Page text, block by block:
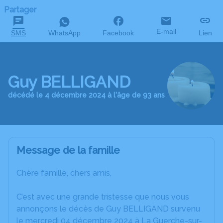
Partager
SMS WhatsApp Facebook E-mail Lien
Guy BELLIGAND
décédé le 4 décembre 2024 à l'âge de 93 ans
Message de la famille
Chère famille, chers amis,
C’est avec une grande tristesse que nous vous
annonçons le décès de Guy BELLIGAND survenu
le mercredi 04 décembre 2024 à La Guerche-sur-